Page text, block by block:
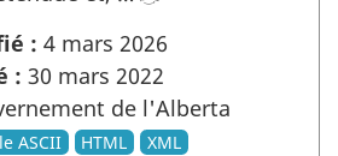
: 4 mars 2026
: 30 mars 2022
de l'Alberta
ASCII HTML XML